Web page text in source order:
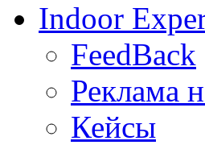
Indoor
FeedBack
Реклама
Кейсы